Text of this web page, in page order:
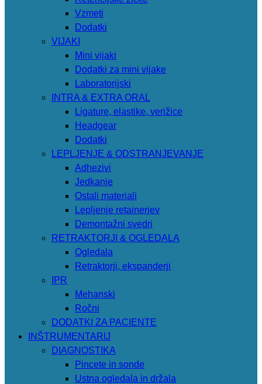
Vzmeti
Dodatki
VIJAKI
Mini vijaki
Dodatki za mini vijake
Laboratorijski
INTRA & EXTRA ORAL
Ligature, elastike, verižice
Headgear
Dodatki
LEPLJENJE & ODSTRANJEVANJE
Adhezivi
Jedkanje
Ostali materiali
Lepljenje retainerjev
Demontažni svedri
RETRAKTORJI & OGLEDALA
Ogledala
Retraktorji, ekspanderji
IPR
Mehanski
Ročni
DODATKI ZA PACIENTE
INŠTRUMENTARIJ
DIAGNOSTIKA
Pincete in sonde
Ustna ogledala in držala